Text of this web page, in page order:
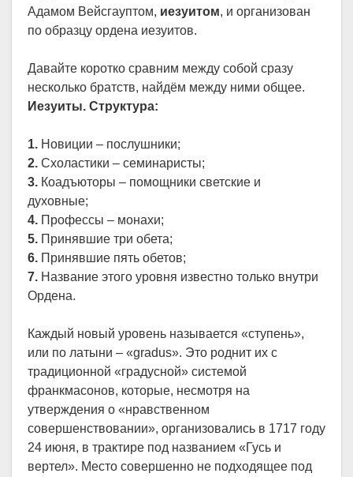
Адамом Вейсгауптом, иезуитом, и организован
по образцу ордена иезуитов.
Давайте коротко сравним между собой сразу
несколько братств, найдём между ними общее.
Иезуиты. Структура:
1. Новиции – послушники;
2. Схоластики – семинаристы;
3. Коадъюторы – помощники светские и
духовные;
4. Профессы – монахи;
5. Принявшие три обета;
6. Принявшие пять обетов;
7. Название этого уровня известно только внутри
Ордена.
Каждый новый уровень называется «ступень»,
или по латыни – «gradus». Это роднит их с
традиционной «градусной» системой
франкмасонов, которые, несмотря на
утверждения о «нравственном
совершенствовании», организовались в 1717 году
24 июня, в трактире под названием «Гусь и
вертел». Место совершенно не подходящее под